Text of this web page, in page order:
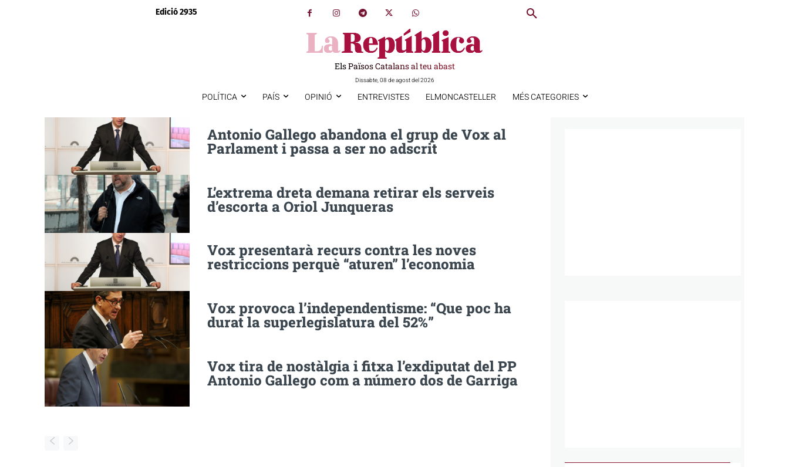
Edició 2935
Els Països Catalans al teu abast
Dissabte, 08 de agost del 2026
POLÍTICA PAÍS OPINIÓ ENTREVISTES ELMONCASTELLER MÉS CATEGORIES
Antonio Gallego abandona el grup de Vox al
Parlament i passa a ser no adscrit
L’extrema dreta demana retirar els serveis
d’escorta a Oriol Junqueras
Vox presentarà recurs contra les noves
restriccions perquè “aturen” l’economia
Vox provoca l’independentisme: “Que poc ha
durat la superlegislatura del 52%”
Vox tira de nostàlgia i fitxa l’exdiputat del PP
Antonio Gallego com a número dos de Garriga